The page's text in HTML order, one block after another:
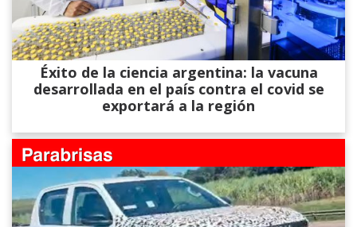
Éxito de la ciencia argentina: la vacuna
desarrollada en el país contra el covid se
exportará a la región